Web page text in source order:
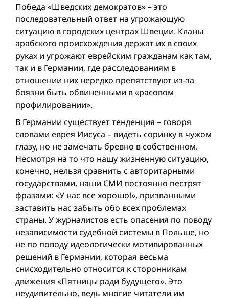
Победа «Шведских демократов» – это
последовательный ответ на угрожающую
ситуацию в городских центрах Швеции. Кланы
арабского происхождения держат их в своих
руках и угрожают еврейским гражданам как там,
так и в Германии, где расследованиям в
отношении них нередко препятствуют из-за
боязни быть обвиненными в «расовом
профилировании».
В Германии существует тенденция – говоря
словами еврея Иисуса – видеть соринку в чужом
глазу, но не замечать бревно в собственном.
Несмотря на то что нашу жизненную ситуацию,
конечно, нельзя сравнить с авторитарными
государствами, наши СМИ постоянно пестрят
фразами: «У нас все хорошо!», призванными
заставить нас забыть обо всех проблемах
страны. У журналистов есть опасения по поводу
независимости судебной системы в Польше, но
не по поводу идеологически мотивированных
решений в Германии, которая весьма
снисходительно относится к сторонникам
движения «Пятницы ради будущего». Это
неудивительно, ведь многие читатели им